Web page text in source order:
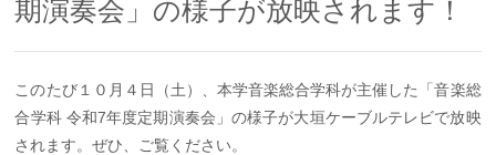
期演奏会」の様子が放映されます！
このたび１０月４日（土）、本学音楽総合学科が主催した「音楽総
合学科 令和7年度定期演奏会」の様子が大垣ケーブルテレビで放映
されます。ぜひ、ご覧ください。